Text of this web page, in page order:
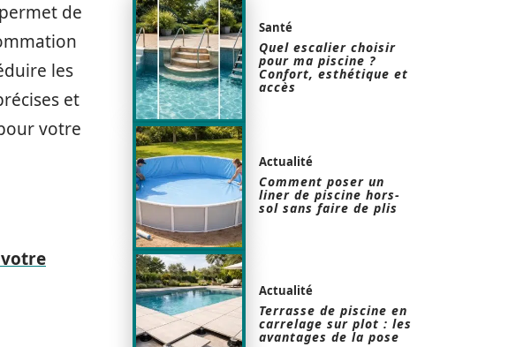
de
les
et
votre
Santé
Quel escalier choisir
pour ma piscine ?
Confort, esthétique et
accès
Actualité
Comment poser un
liner de piscine hors-
sol sans faire de plis
Actualité
Terrasse de piscine en
carrelage sur plot : les
avantages de la pose